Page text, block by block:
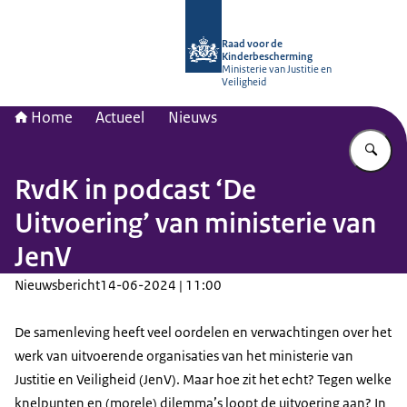
Raad voor de
Kinderbescherming
Ministerie van Justitie en
Veiligheid
Home Actueel Nieuws
RvdK in podcast ‘De
Uitvoering’ van ministerie van
JenV
Nieuwsbericht14-06-2024 | 11:00
De samenleving heeft veel oordelen en verwachtingen over het
werk van uitvoerende organisaties van het ministerie van
Justitie en Veiligheid (JenV). Maar hoe zit het echt? Tegen welke
knelpunten en (morele) dilemma’s loopt de uitvoering aan? In